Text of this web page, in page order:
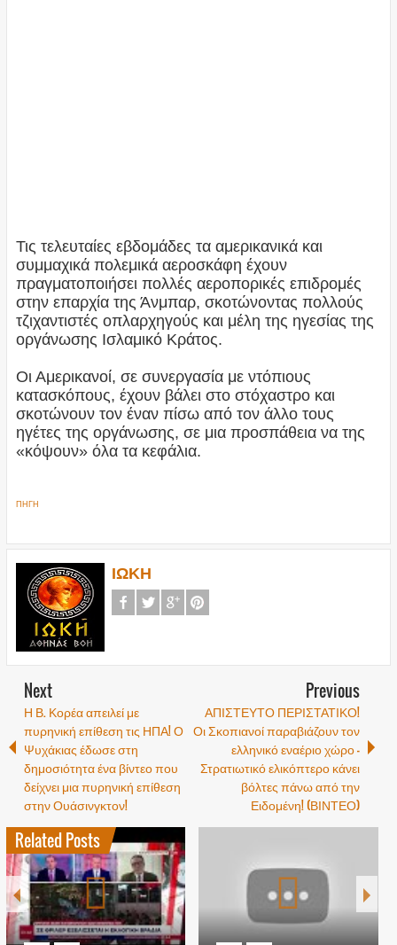
Τις τελευταίες εβδομάδες τα αμερικανικά και
συμμαχικά πολεμικά αεροσκάφη έχουν
πραγματοποιήσει πολλές αεροπορικές επιδρομές
στην επαρχία της Άνμπαρ, σκοτώνοντας πολλούς
τζιχαντιστές οπλαρχηγούς και μέλη της ηγεσίας της
οργάνωσης Ισλαμικό Κράτος.
Οι Αμερικανοί, σε συνεργασία με ντόπιους
κατασκόπους, έχουν βάλει στο στόχαστρο και
σκοτώνουν τον έναν πίσω από τον άλλο τους
ηγέτες της οργάνωσης, σε μια προσπάθεια να της
«κόψουν» όλα τα κεφάλια.
ΠΗΓΗ
ΙΩΚΗ
Next
Η Β. Κορέα απειλεί με
πυρηνική επίθεση τις ΗΠΑ! Ο
Ψυχάκιας έδωσε στη
δημοσιότητα ένα βίντεο που
δείχνει μια πυρηνική επίθεση
στην Ουάσινγκτον!
Previous
ΑΠΙΣΤΕΥΤΟ ΠΕΡΙΣΤΑΤΙΚΟ!
Οι Σκοπιανοί παραβιάζουν τον
ελληνικό εναέριο χώρο –
Στρατιωτικό ελικόπτερο κάνει
βόλτες πάνω από την
Ειδομένη! (ΒΙΝΤΕΟ)
Related Posts